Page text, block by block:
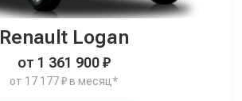
Renault Logan
от 1 361 900 ₽
от 17 177 ₽ в месяц*